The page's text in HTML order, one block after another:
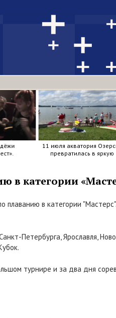
11 июля акватория
превратилась в яркую
в категории
в категории
Петербурга, Ярославля,
турнире и за два дня